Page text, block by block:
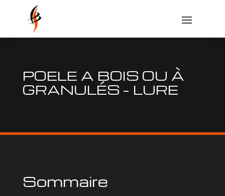
POELE A BOIS OU À
GRANULÉS – LURE
Sommaire